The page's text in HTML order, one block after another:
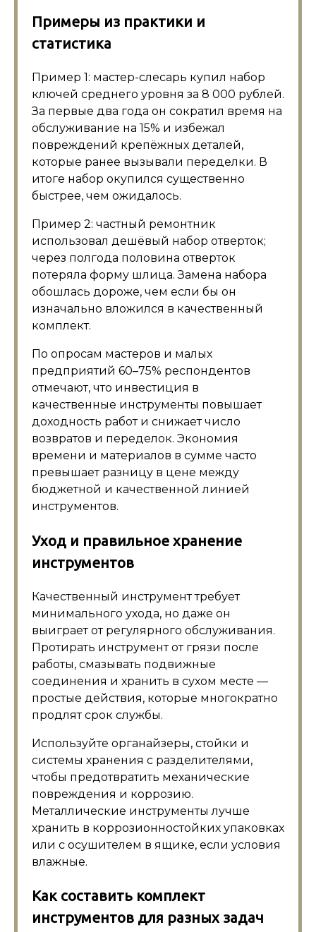
Примеры из практики и
статистика
Пример 1: мастер-слесарь купил набор
ключей среднего уровня за 8 000 рублей.
За первые два года он сократил время на
обслуживание на 15% и избежал
повреждений крепёжных деталей,
которые ранее вызывали переделки. В
итоге набор окупился существенно
быстрее, чем ожидалось.
Пример 2: частный ремонтник
использовал дешёвый набор отверток;
через полгода половина отверток
потеряла форму шлица. Замена набора
обошлась дороже, чем если бы он
изначально вложился в качественный
комплект.
По опросам мастеров и малых
предприятий 60–75% респондентов
отмечают, что инвестиция в
качественные инструменты повышает
доходность работ и снижает число
возвратов и переделок. Экономия
времени и материалов в сумме часто
превышает разницу в цене между
бюджетной и качественной линией
инструментов.
Уход и правильное хранение
инструментов
Качественный инструмент требует
минимального ухода, но даже он
выиграет от регулярного обслуживания.
Протирать инструмент от грязи после
работы, смазывать подвижные
соединения и хранить в сухом месте —
простые действия, которые многократно
продлят срок службы.
Используйте органайзеры, стойки и
системы хранения с разделителями,
чтобы предотвратить механические
повреждения и коррозию.
Металлические инструменты лучше
хранить в коррозионностойких упаковках
или с осушителем в ящике, если условия
влажные.
Как составить комплект
инструментов для разных задач